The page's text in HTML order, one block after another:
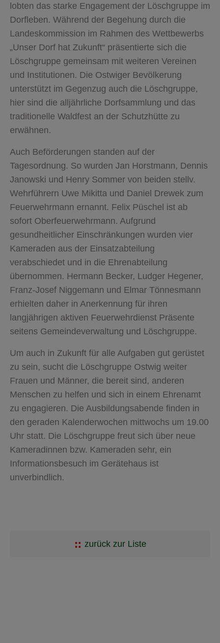
lobten das starke Engagement der Löschgruppe im
Dorfleben. Während der Begehung durch die
Landeskommission im Rahmen des Wettbewerbs
„Unser Dorf hat Zukunft“ präsentierte sich die
Löschgruppe gemeinsam mit weiteren Vereinen
und Institutionen. Die Ostwiger Bevölkerung
unterstützt im Gegenzug auch die Löschgruppe,
hier sind die alljährliche Dorfsammlung und das
traditionelle Waldfest an der Schutzhütte zu
erwähnen.
Auch Beförderungen standen auf der
Tagesordnung. So wurden Jan Horstmann, Dennis
Janowski und Henry Sommer von beiden stellv.
Wehrführern Uwe Mikitta und Daniel Drewek zum
Feuerwehrmann ernannt. Felix Püschel ist ab
sofort Oberfeuerwehrmann. Aufgrund
gesundheitlicher Einschränkungen wurden vier
Kameraden aus der Einsatzabteilung
verabschiedet und in die Ehrenabteilung
übernommen. Hermann Becker, Ludger Hegener,
Franz-Josef Niggemann und Elmar Tönnesmann
erhielten daher in Anerkennung für ihren
langjährigen aktiven Feuerwehrdienst Präsente
seitens Gemeindeverwaltung und Löschgruppe.
Um auch in Zukunft für alle Aufgaben gut gerüstet
zu sein, sucht die Löschgruppe Ostwig weiter
Frauen und Männer, die bereit sind, anderen
Menschen zu helfen und sich in einem Ehrenamt
zu engagieren. Die Ausbildungsabende finden in
den geraden Kalenderwochen mittwochs um 19.00
Uhr statt. Die Löschgruppe freut sich über neue
Kameradinnen bzw. Kameraden sehr, ein
Informationsbesuch im Gerätehaus ist
unverbindlich.
zurück zur Liste